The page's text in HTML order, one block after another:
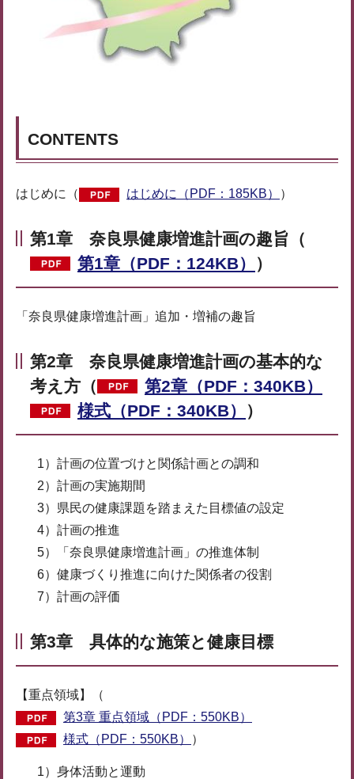
CONTENTS
はじめに（ はじめに（PDF：185KB） ）
第1章 奈良県健康増進計画の趣旨（
第1章（PDF：124KB）
）
「奈良県健康増進計画」追加・増補の趣旨
第2章 奈良県健康増進計画の基本的な
考え方（
第2章（PDF：340KB）
様式（PDF：340KB）
）
1）計画の位置づけと関係計画との調和
2）計画の実施期間
3）県民の健康課題を踏まえた目標値の設定
4）計画の推進
5）「奈良県健康増進計画」の推進体制
6）健康づくり推進に向けた関係者の役割
7）計画の評価
第3章 具体的な施策と健康目標
【重点領域】（
第3章 重点領域（PDF：550KB）
様式（PDF：550KB）
）
1）身体活動と運動